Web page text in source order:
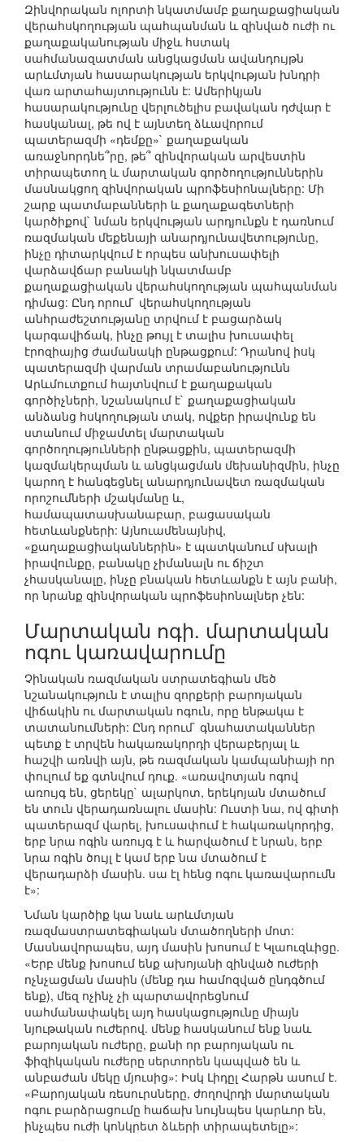
Զինվորական ոլորտի նկատմամբ քաղաքացիական
վերահսկողության պահպանման և զինված ուժի ու
քաղաքականության միջև հստակ
սահմանազատման անցկացման ավանդույթն
արևմտյան հասարակության երկվության խնդրի
վառ արտահայտությունն է: Ամերիկյան
հասարակությունը վերլուծելիս բավական դժվար է
հասկանալ, թե ով է այնտեղ ձևավորում
պատերազմի «դեմքը»` քաղաքական
առաջնորդնե՞րը, թե՞ զինվորական արվեստին
տիրապետող և մարտական գործողություններին
մասնակցող զինվորական պրոֆեսիոնալները: Մի
շարք պատմաբանների և քաղաքագետների
կարծիքով` նման երկվության արդյունքն է դառնում
ռազմական մեքենայի անարդյունավետությունը,
ինչը դիտարկվում է որպես անխուսափելի
վարձավճար բանակի նկատմամբ
քաղաքացիական վերահսկողության պահպանման
դիմաց: Ընդ որում` վերահսկողության
անհրաժեշտությանը տրվում է բացարձակ
կարգավիճակ, ինչը թույլ է տալիս խուսափել
էրոզիայից ժամանակի ընթացքում: Դրանով իսկ
պատերազմի վարման տրամաբանությունն
Արևմուտքում հայտնվում է քաղաքական
գործիչների, նշանակում է` քաղաքացիական
անձանց հսկողության տակ, ովքեր իրավունք են
ստանում միջամտել մարտական
գործողությունների ընթացքին, պատերազմի
կազմակերպման և անցկացման մեխանիզմին, ինչը
կարող է հանգեցնել անարդյունավետ ռազմական
որոշումների մշակմանը և,
համապատասխանաբար, բացասական
հետևանքների: Այնուամենայնիվ,
«քաղաքացիականներին» է պատկանում սխալի
իրավունքը, բանակը չիմանալն ու ճիշտ
չհասկանալը, ինչը բնական հետևանքն է այն բանի,
որ նրանք զինվորական պրոֆեսիոնալներ չեն:
Մարտական ոգի. մարտական
ոգու կառավարումը
Չինական ռազմական ստրատեգիան մեծ
նշանակություն է տալիս զորքերի բարոյական
վիճակին ու մարտական ոգուն, որը ենթակա է
տատանումների: Ընդ որում` գնահատականներ
պետք է տրվեն հակառակորդի վերաբերյալ և
հաշվի առնվի այն, թե ռազմական կամպանիայի որ
փուլում եք գտնվում դուք. «առավոտյան ոգով
առույգ են, ցերեկը` ալարկոտ, երեկոյան մտածում
են տուն վերադառնալու մասին: Ուստի նա, ով գիտի
պատերազմ վարել, խուսափում է հակառակորդից,
երբ նրա ոգին առույգ է և հարվածում է նրան, երբ
նրա ոգին ծույլ է կամ երբ նա մտածում է
վերադարձի մասին. սա էլ հենց ոգու կառավարումն
է»:
Նման կարծիք կա նաև արևմտյան
ռազմաստրատեգիական մտածողների մոտ:
Մասնավորապես, այդ մասին խոսում է Կլաուզևիցը.
«Երբ մենք խոսում ենք ախոյանի զինված ուժերի
ոչնչացման մասին (մենք դա համոզված ընդգծում
ենք), մեզ ոչինչ չի պարտավորեցնում
սահմանափակել այդ հասկացությունը միայն
նյութական ուժերով. մենք հասկանում ենք նաև
բարոյական ուժերը, քանի որ բարոյական ու
ֆիզիկական ուժերը սերտորեն կապված են և
անբաժան մեկը մյուսից»: Իսկ Լիդըլ Հարթն ասում է.
«Բարոյական ռեսուրսները, ժողովրդի մարտական
ոգու բարձրացումը հաճախ նույնպես կարևոր են,
ինչպես ուժի կոնկրետ ձևերի տիրապետելը»: